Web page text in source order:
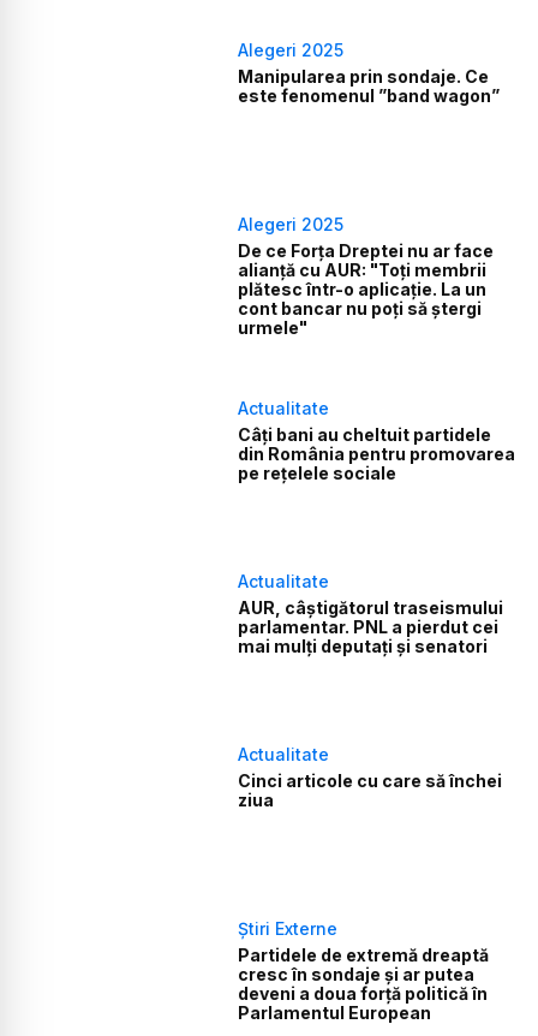
Alegeri 2025
Manipularea prin sondaje. Ce
este fenomenul ”band wagon”
Alegeri 2025
De ce Forța Dreptei nu ar face
alianță cu AUR: "Toți membrii
plătesc într-o aplicație. La un
cont bancar nu poți să ștergi
urmele"
Actualitate
Câți bani au cheltuit partidele
din România pentru promovarea
pe rețelele sociale
Actualitate
AUR, câștigătorul traseismului
parlamentar. PNL a pierdut cei
mai mulți deputați și senatori
Actualitate
Cinci articole cu care să închei
ziua
Știri Externe
Partidele de extremă dreaptă
cresc în sondaje și ar putea
deveni a doua forță politică în
Parlamentul European